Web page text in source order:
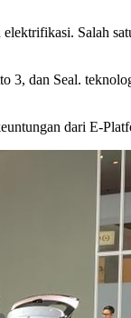
Salah
dan Seal.
dari E-